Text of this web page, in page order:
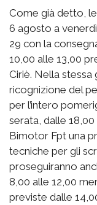
Come già detto,
6 agosto a
29 con la
10,00 alle 13,00
Ciriè. Nella stessa
ricognizione del
per l’intero
serata, dalle
Bimotor Fpt una
tecniche per gli
proseguiranno
8,00 alle 12,00
previste dalle